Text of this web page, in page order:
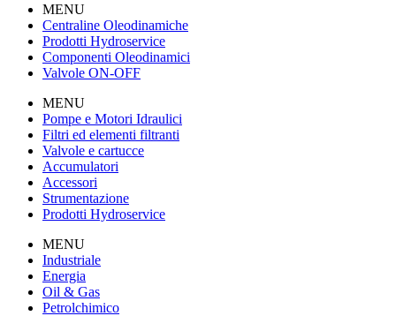
MENU
Centraline Oleodinamiche
Prodotti Hydroservice
Componenti Oleodinamici
Valvole ON-OFF
MENU
Pompe e Motori Idraulici
Filtri ed elementi filtranti
Valvole e cartucce
Accumulatori
Accessori
Strumentazione
Prodotti Hydroservice
MENU
Industriale
Energia
Oil & Gas
Petrolchimico